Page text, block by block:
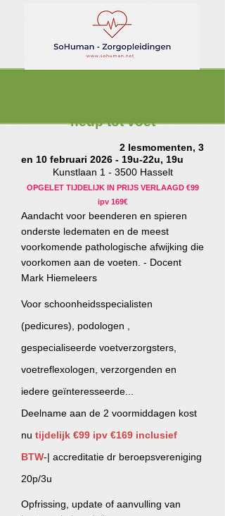
heup tot voet
2 lesmomenten, 3
en 10 februari 2026 - 19u-22u, 19u
Kunstlaan 1 - 3500 Hasselt
OPGELET TIJDELIJK IN PRIJS VERLAAGD €99
ipv 169€
Aandacht voor beenderen en spieren
onderste ledematen en de meest
voorkomende pathologische afwijking die
voorkomen aan de voeten. - Docent
Mark Hiemeleers
Voor schoonheidsspecialisten
(pedicures), podologen ,
gespecialiseerde voetverzorgsters,
voetreflexologen, verzorgenden en
iedere geïnteresseerde...
Deelname aan de 2 voormiddagen kost
nu tijdelijk €99 ipv €169 inclusief
BTW-| accreditatie dr beroepsvereniging
20p/3u
Opfrissing, update of aanvulling van